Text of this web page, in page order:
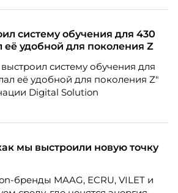
систему обучения для 430
её удобной для поколения Z
систему обучения для
её удобной для поколения Z"
Digital Solution
мы выстроили новую точку
бренды MAAG, ECRU, VILET и